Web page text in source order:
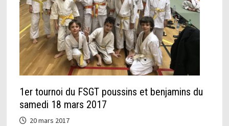
1er tournoi du FSGT poussins et benjamins du
samedi 18 mars 2017
20 mars 2017